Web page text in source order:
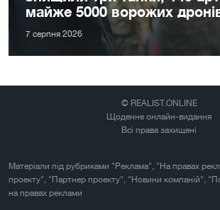
майже 5000 ворожих
7 серпня 2026
© REALIST.ONLINE
Щоденне онлайн-видання
Всі права захищені
Матеріали під рубриками "Реклама", "На правах
проекту", "Партнер проекту", "Новини компаній",
на правах реклами